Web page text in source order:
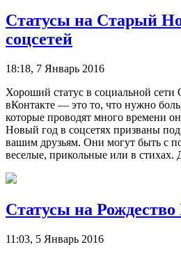
Статусы на Старый
соцсетей
18:18, 7 Январь 2016
Хороший статус в социальной сети
вКонтакте — это то, что нужно
которые проводят много времени
Новый год в соцсетях призваны
вашим друзьям. Они могут быть с
веселые, прикольные или в стихах.
Статусы на Рождество
11:03, 5 Январь 2016